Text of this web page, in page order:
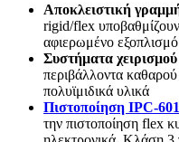
Αποκλειστική
rigid/flex υποβαθμίζουν
αφιερωμένο εξοπλισμό
Συστήματα
περιβάλλοντα
πολυϊμιδικά υλικά
Πιστοποίηση IPC-
την πιστοποίηση flex